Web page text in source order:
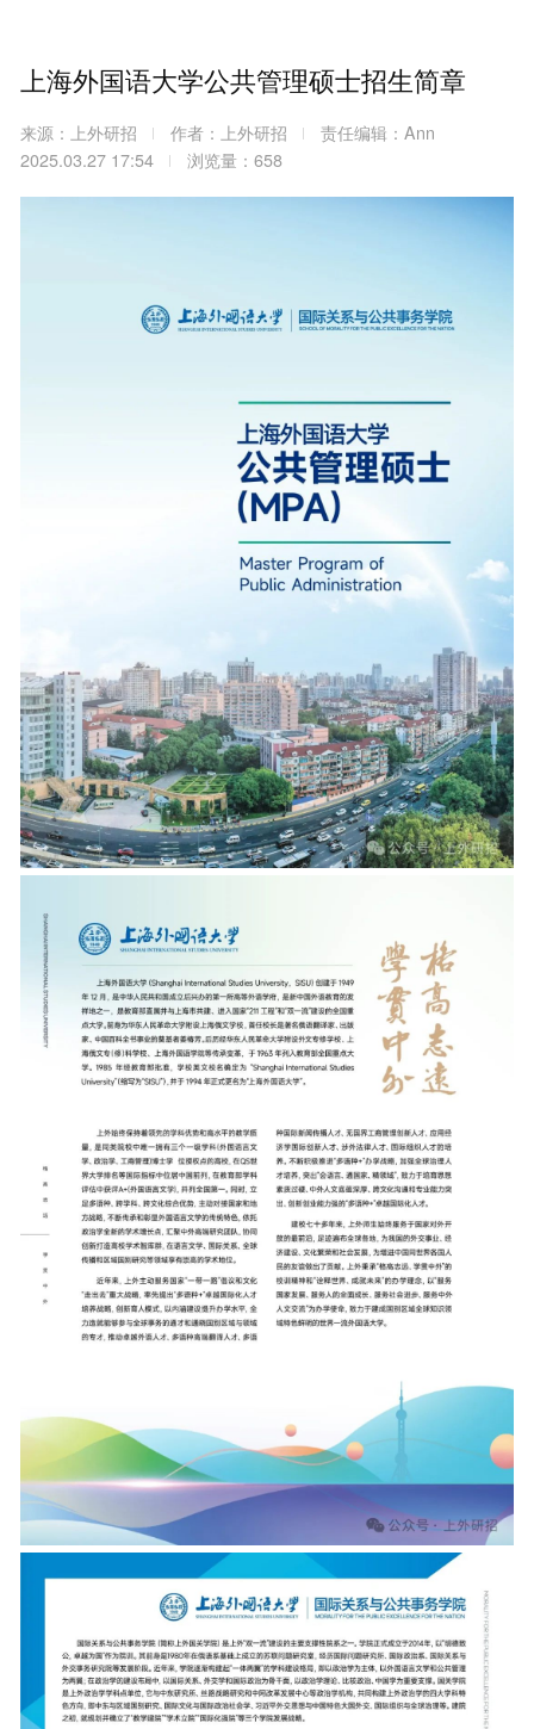
上海外国语大学公共管理硕士招生简章
来源：上外研招 作者：上外研招
责任编辑：Ann
2025.03.27 17:54
浏览量：658